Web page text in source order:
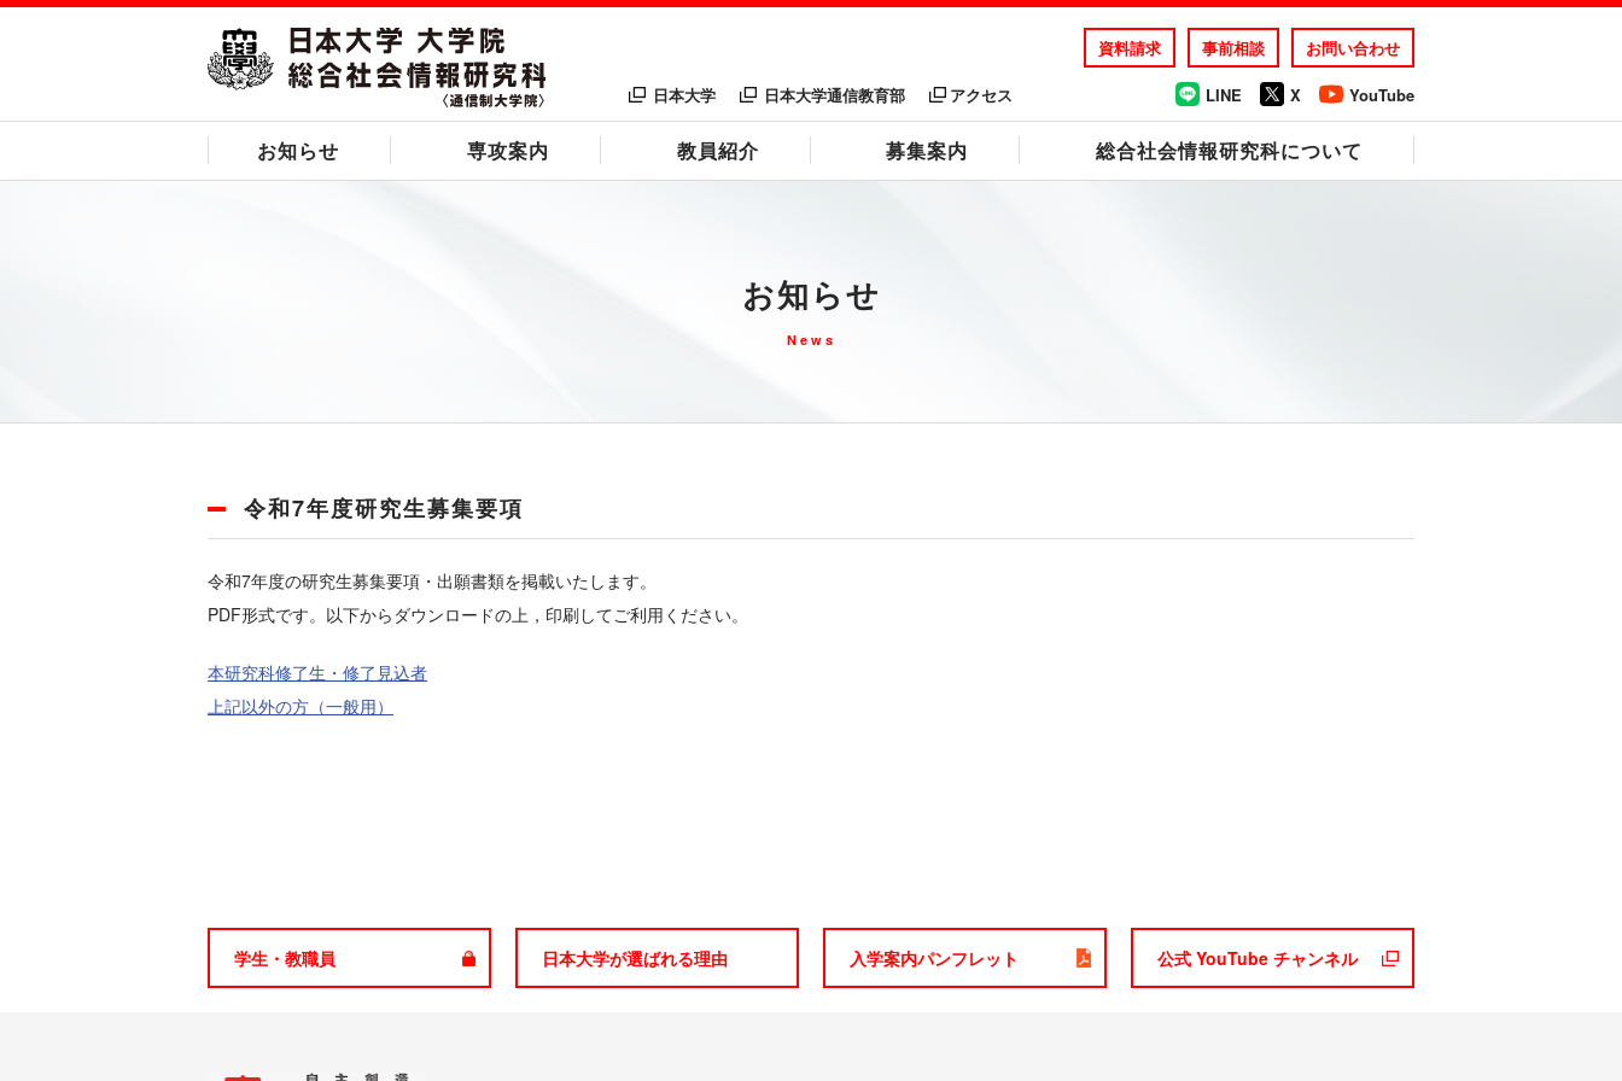
日本大学 日本大学通信教育部 アクセス
資料請求 事前相談 お問い合わせ
LINE X YouTube
お知らせ 専攻案内 教員紹介 募集案内 総合社会情報研究科について
お知らせ
News
令和7年度研究生募集要項
令和7年度の研究生募集要項・出願書類を掲載いたします。
PDF形式です。以下からダウンロードの上，印刷してご利用ください。
本研究科修了生・修了見込者
上記以外の方（一般用）
学生・教職員 日本大学が選ばれる理由 入学案内パンフレット 公式 YouTube チャンネル